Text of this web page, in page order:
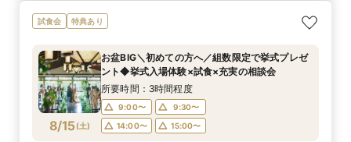
試食会 特典あり
8/15(土)
お盆BIG＼初めての方へ／組数限定で挙式プレゼ
ント◆挙式入場体験×試食×充実の相談会
所要時間：3時間程度
9:00〜
9:30〜
14:00〜
15:00〜